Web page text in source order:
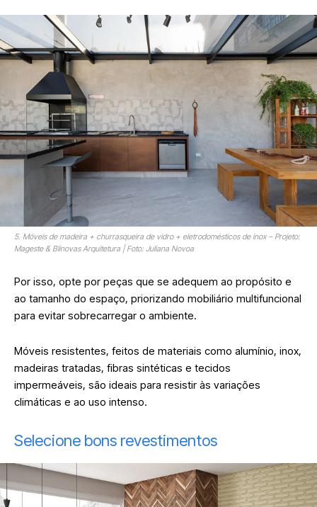
5. Móveis de madeira + churrasqueira de vidro + eletrodomésticos de inox – Projeto:
Mageste & Blinovas Arquitetura | Foto: Juliana Novoa
Por isso, opte por peças que se adequem ao propósito e
ao tamanho do espaço, priorizando mobiliário multifuncional
para evitar sobrecarregar o ambiente.
Móveis resistentes, feitos de materiais como alumínio, inox,
madeiras tratadas, fibras sintéticas e tecidos
impermeáveis, são ideais para resistir às variações
climáticas e ao uso intenso.
Selecione bons revestimentos